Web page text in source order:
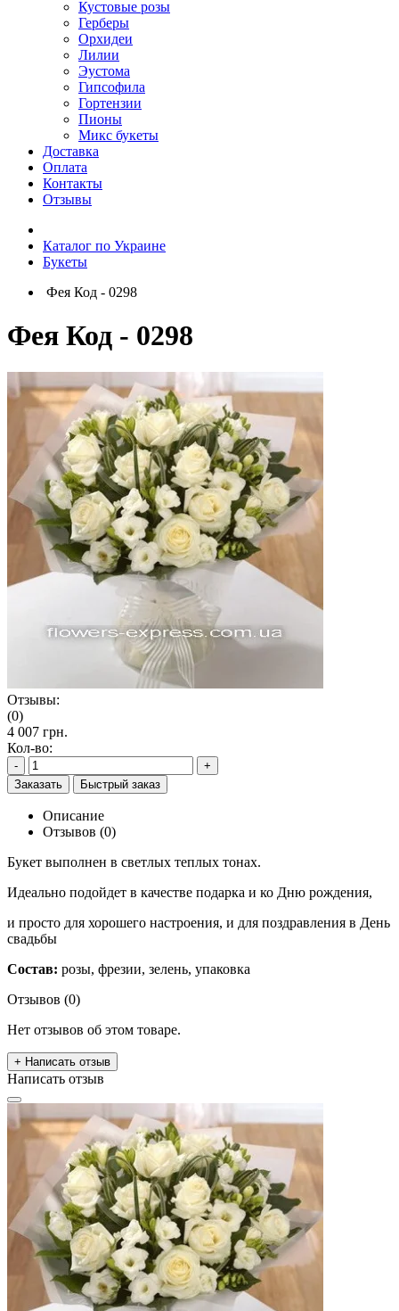
Кустовые розы
Герберы
Орхидеи
Лилии
Эустома
Гипсофила
Гортензии
Пионы
Микс букеты
Доставка
Оплата
Контакты
Отзывы
Каталог по Украине
Букеты
Фея Код - 0298
Фея Код - 0298
Отзывы:
(0)
4 007 грн.
Кол-во:
-
+
Заказать
Быстрый заказ
Описание
Отзывов (0)
Букет выполнен в светлых теплых тонах.
Идеально подойдет в качестве подарка и ко Дню рождения,
и просто для хорошего настроения, и для поздравления в День
свадьбы
Состав: розы, фрезии, зелень, упаковка
Отзывов (0)
Нет отзывов об этом товаре.
+ Написать отзыв
Написать отзыв